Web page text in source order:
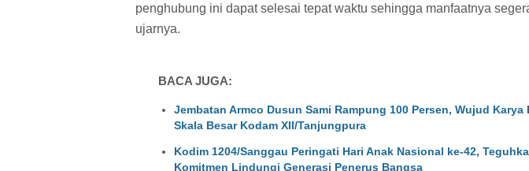
penghubung ini dapat selesai tepat waktu sehingga manfaatnya
ujarnya.
BACA JUGA:
Jembatan Armco Dusun Sami Rampung 100 Persen, Wujud Karya
Skala Besar Kodam XII/Tanjungpura
Kodim 1204/Sanggau Peringati Hari Anak Nasional ke-42,
Komitmen Lindungi Generasi Penerus Bangsa